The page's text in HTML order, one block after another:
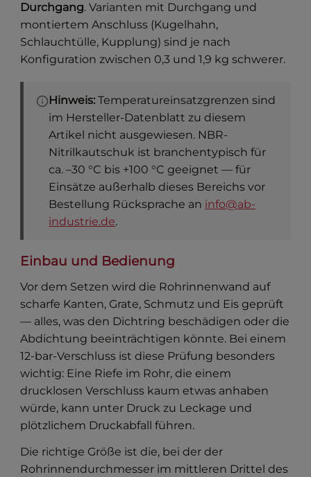
Durchgang. Varianten mit Durchgang und
montiertem Anschluss (Kugelhahn,
Schlauchtülle, Kupplung) sind je nach
Konfiguration zwischen 0,3 und 1,9 kg schwerer.
Hinweis: Temperatureinsatzgrenzen sind
im Hersteller-Datenblatt zu diesem
Artikel nicht ausgewiesen. NBR-
Nitrilkautschuk ist branchentypisch für
ca. –30 °C bis +100 °C geeignet — für
Einsätze außerhalb dieses Bereichs vor
Bestellung Rücksprache an info@ab-
industrie.de.
Einbau und Bedienung
Vor dem Setzen wird die Rohrinnenwand auf
scharfe Kanten, Grate, Schmutz und Eis geprüft
— alles, was den Dichtring beschädigen oder die
Abdichtung beeinträchtigen könnte. Bei einem
12-bar-Verschluss ist diese Prüfung besonders
wichtig: Eine Riefe im Rohr, die einem
drucklosen Verschluss kaum etwas anhaben
würde, kann unter Druck zu Leckage und
plötzlichem Druckabfall führen.
Die richtige Größe ist die, bei der der
Rohrinnendurchmesser im mittleren Drittel des